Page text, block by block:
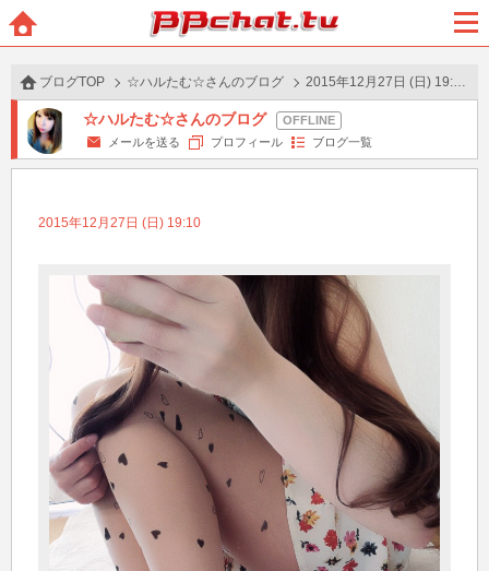
BBchatTV
ュー
ブログTOP ☆ハルたむ☆さんのブログ 2015年12月27日 (日) 19:10 の投稿
☆ハルたむ☆さんのブログ
メールを送る プロフィール ブログ一覧
2015年12月27日 (日) 19:10